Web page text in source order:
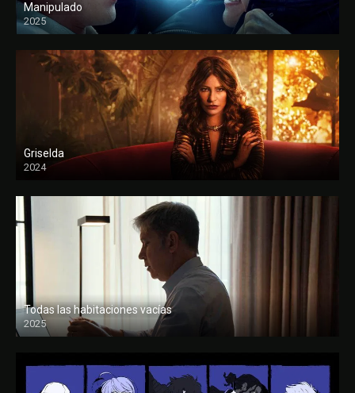
Manipulado
2025
Griselda
2024
Todas las habitaciones vacías
2025
FULL HD